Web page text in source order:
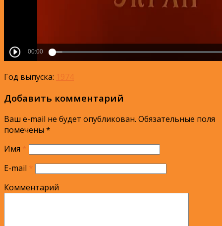
Год выпуска: 1974
Добавить комментарий
Ваш e-mail не будет опубликован. Обязательные поля
помечены *
Имя *
E-mail *
Комментарий